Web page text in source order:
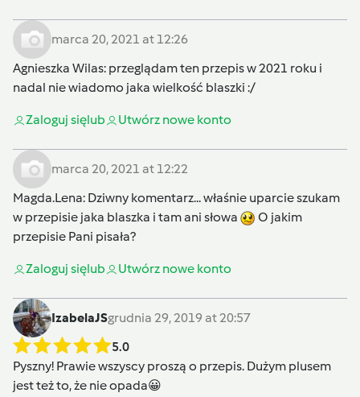
marca 20, 2021 at 12:26
Agnieszka Wilas: przeglądam ten przepis w 2021 roku i
nadal nie wiadomo jaka wielkość blaszki :/
Zaloguj sięlub Utwórz nowe konto
marca 20, 2021 at 12:22
Magda.Lena: Dziwny komentarz... właśnie uparcie szukam
w przepisie jaka blaszka i tam ani słowa
O jakim
przepisie Pani pisała?
Zaloguj sięlub Utwórz nowe konto
IzabelaJSgrudnia 29, 2019 at 20:57
5.0
Pyszny! Prawie wszyscy proszą o przepis. Dużym plusem
jest też to, że nie opada😀